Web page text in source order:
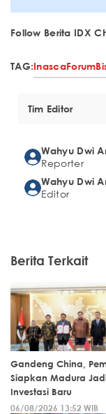
Follow Berita IDX
TAG:InascaForum
Tim Editor
Wahyu Dwi
Reporter
Wahyu Dwi
Editor
Berita Terkait
Gandeng China,
Siapkan Madura
Investasi Baru
06/08/2026 13:52 WIB